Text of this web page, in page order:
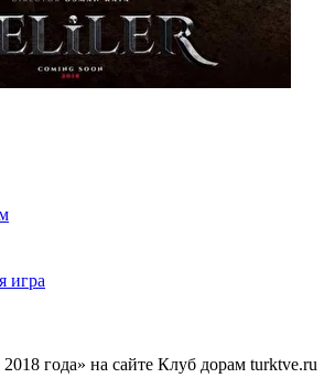
года» на сайте Клуб дорам turktve.ru